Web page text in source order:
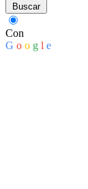
Buscar
Con
G o o g l e